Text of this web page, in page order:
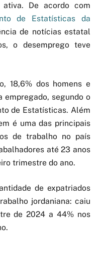
ativa. De acordo com
de Estatísticas da
de notícias estatal
o desemprego teve
18,6% dos homens e
empregado, segundo o
de Estatísticas. Além
é uma das principais
de trabalho no país
até 23 anos
trimestre do ano.
de expatriados
jordaniana: caiu
de 2024 a 44% nos